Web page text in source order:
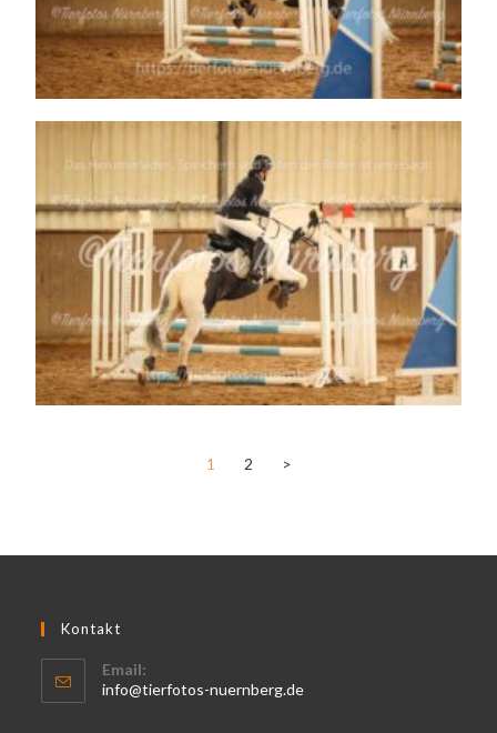
1 2 >
Kontakt
Email:
info@tierfotos-nuernberg.de